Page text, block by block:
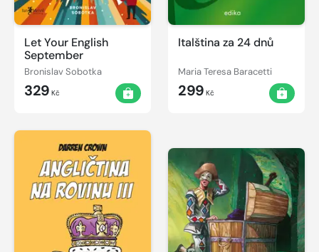
Let Your English
September
Bronislav Sobotka
329 Kč
Italština za 24 dnů
Maria Teresa Baracetti
299 Kč